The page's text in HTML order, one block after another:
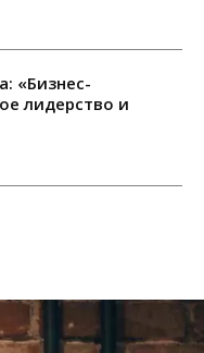
«Бизнес-
лидерство и